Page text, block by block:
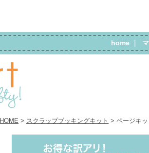
home
HOME > スクラップブッキングキット > ページキ